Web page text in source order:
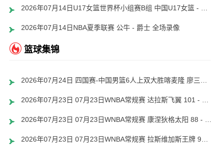
2026年07月14日NBA夏季联赛 公牛 - 爵士 全场录像
篮球集锦